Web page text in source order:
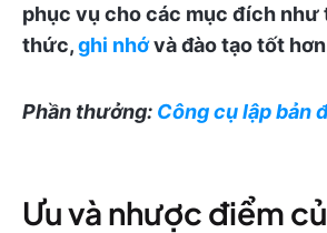
phục vụ cho các mục đích như
thức,ghi nhớvà đào tạo tốt
Phần thưởng: Công cụ lập bản
Ưu và nhược điểm